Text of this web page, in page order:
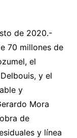
de 2020.-
70 millones de
el
y el
y
Mora
de
y línea